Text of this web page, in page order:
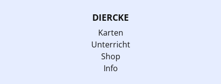
DIERCKE
Karten
Unterricht
Shop
Info